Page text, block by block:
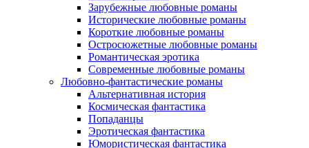
Зарубежные любовные романы
Исторические любовные романы
Короткие любовные романы
Остросюжетные любовные романы
Романтическая эротика
Современные любовные романы
Любовно-фантастические романы
Альтернативная история
Космическая фантастика
Попаданцы
Эротическая фантастика
Юмористическая фантастика